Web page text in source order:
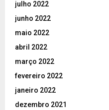
julho 2022
junho 2022
maio 2022
abril 2022
março 2022
fevereiro 2022
janeiro 2022
dezembro 2021